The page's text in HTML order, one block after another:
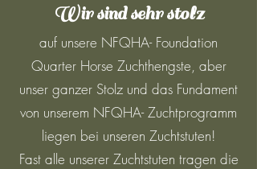
Wir sind sehr stolz
auf unsere NFQHA- Foundation
Quarter Horse Zuchthengste, aber
unser ganzer Stolz und das Fundament
von unserem NFQHA- Zuchtprogramm
liegen bei unseren Zuchtstuten!
Fast alle unserer Zuchtstuten tragen die